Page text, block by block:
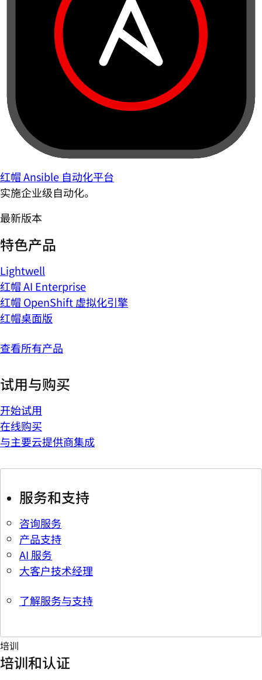
红帽 Ansible 自动化平台
实施企业级自动化。
最新版本
特色产品
Lightwell
红帽 AI Enterprise
红帽 OpenShift 虚拟化引擎
红帽桌面版
查看所有产品
试用与购买
开始试用
在线购买
与主要云提供商集成
服务和支持
咨询服务
产品支持
AI 服务
大客户技术经理
了解服务与支持
培训
培训和认证